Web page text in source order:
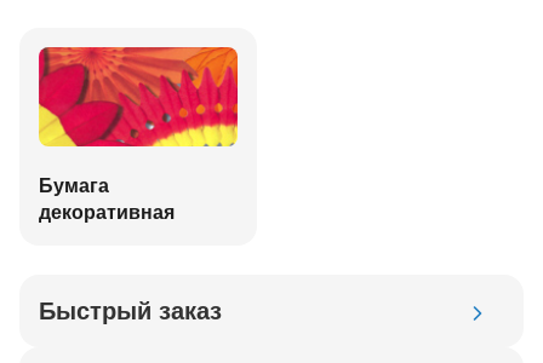
Бумага
декоративная
Быстрый заказ